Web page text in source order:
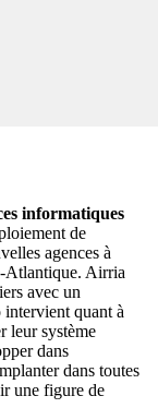
informatiques
de
agences à
Atlantique. Airria
avec un
intervient quant à
leur système
dans
dans toutes
une figure de